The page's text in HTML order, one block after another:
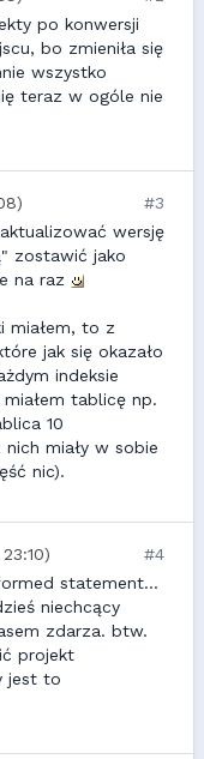
po konwersji
bo zmieniła się
wszystko
teraz w ogóle nie
#3
wersję
zostawić jako
na raz
miałem, to z
jak się okazało
indeksie
miałem tablicę np.
10
miały w sobie
nic).
#4
statement...
niechcący
zdarza. btw.
projekt
jest to